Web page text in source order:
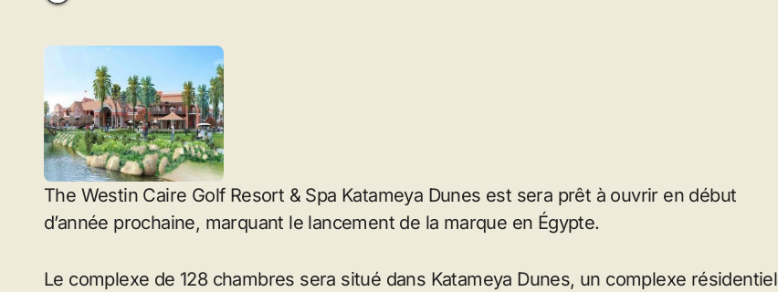
The Westin Caire Golf Resort & Spa Katameya Dunes est sera prêt à ouvrir en début
d’année prochaine, marquant le lancement de la marque en Égypte.
Le complexe de 128 chambres sera situé dans Katameya Dunes, un complexe résidentiel